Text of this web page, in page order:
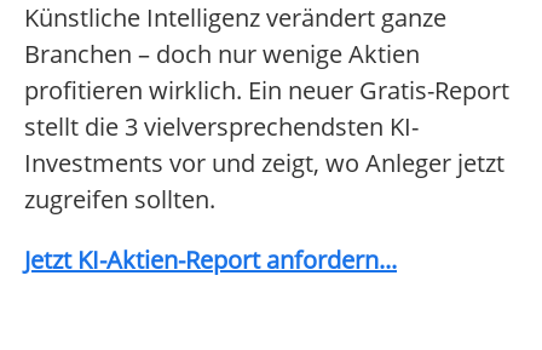
Künstliche Intelligenz verändert ganze
Branchen – doch nur wenige Aktien
profitieren wirklich. Ein neuer Gratis-Report
stellt die 3 vielversprechendsten KI-
Investments vor und zeigt, wo Anleger jetzt
zugreifen sollten.
Jetzt KI-Aktien-Report anfordern...